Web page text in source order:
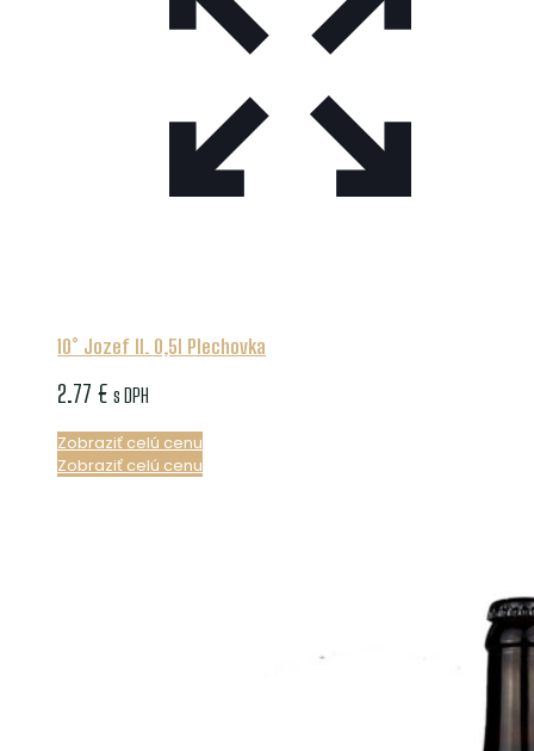
10° Jozef II. 0,5l Plechovka
2.77 € s DPH
Zobraziť celú cenu
Zobraziť celú cenu